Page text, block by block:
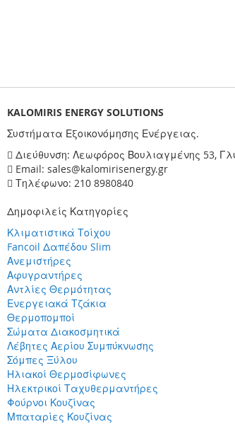
KALOMIRIS ENERGY SOLUTIONS
Συστήματα Εξοικονόμησης Ενέργειας.
Διεύθυνση: Λεωφόρος Βουλιαγμένης 53,
Email: sales@kalomirisenergy.gr
Τηλέφωνο: 210 8980840
Δημοφιλείς Κατηγορίες
Κλιματιστικά Τοίχου
Fancoil Δαπέδου Slim
Ανεμιστήρες
Αφυγραντήρες
Αντλίες Θερμότητας
Ενεργειακά Τζάκια
Θερμοπομποί
Σώματα Διακοσμητικά
Λέβητες Αερίου Συμπύκνωσης
Σόμπες Ξύλου
Ηλιακοί Θερμοσίφωνες
Ηλεκτρικοί Ταχυθερμαντήρες
Φούρνοι Κουζίνας
Μπαταρίες Κουζίνας